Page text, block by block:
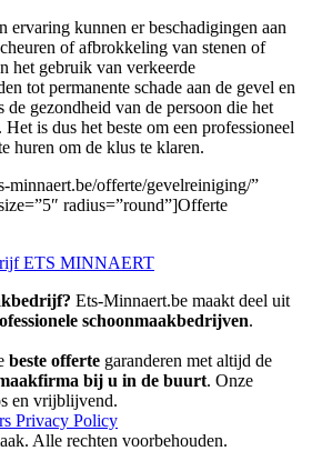
ervaring kunnen er beschadigingen aan
of afbrokkeling van stenen of
het gebruik van verkeerde
tot permanente schade aan de gevel en
gezondheid van de persoon die het
is dus het beste om een professioneel
huren om de klus te klaren.
minnaert.be/offerte/gevelreiniging/”
radius=”round”]Offerte
Ets-Minnaert.be maakt deel uit
schoonmaakbedrijven.
beste offerte garanderen met altijd de
bij u in de buurt. Onze
en vrijblijvend.
Privacy Policy
Alle rechten voorbehouden.